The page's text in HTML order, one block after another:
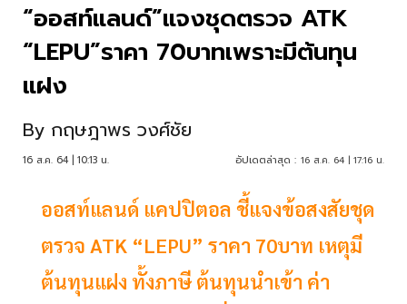
“ออสท์แลนด์”แจงชุดตรวจ ATK
“LEPU”ราคา 70บาทเพราะมีต้นทุน
แฝง
By กฤษฎาพร วงศ์ชัย
16 ส.ค. 64 | 10:13 น. อัปเดตล่าสุด : 16 ส.ค. 64 | 17:16 น.
ออสท์แลนด์ แคปปิตอล ชี้แจงข้อสงสัยชุด
ตรวจ ATK “LEPU” ราคา 70บาท เหตุมี
ต้นทุนแฝง ทั้งภาษี ต้นทุนนำเข้า ค่า